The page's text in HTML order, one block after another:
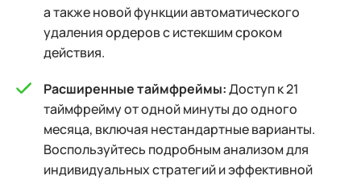
а также новой функции автоматического
удаления ордеров с истекшим сроком
действия.
Расширенные таймфреймы:Доступ к 21
таймфрейму от одной минуты до одного
месяца, включая нестандартные варианты.
Воспользуйтесь подробным анализом для
индивидуальных стратегий и эффективной